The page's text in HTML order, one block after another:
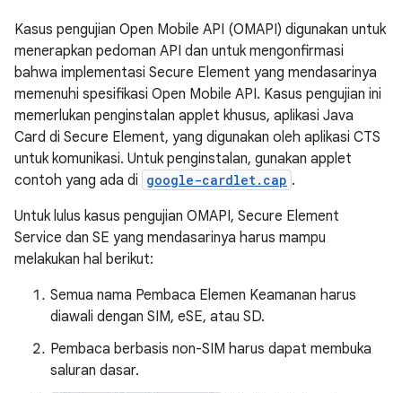
Kasus pengujian Open Mobile API (OMAPI) digunakan untuk
menerapkan pedoman API dan untuk mengonfirmasi
bahwa implementasi Secure Element yang mendasarinya
memenuhi spesifikasi Open Mobile API. Kasus pengujian ini
memerlukan penginstalan applet khusus, aplikasi Java
Card di Secure Element, yang digunakan oleh aplikasi CTS
untuk komunikasi. Untuk penginstalan, gunakan applet
contoh yang ada di google-cardlet.cap .
Untuk lulus kasus pengujian OMAPI, Secure Element
Service dan SE yang mendasarinya harus mampu
melakukan hal berikut:
Semua nama Pembaca Elemen Keamanan harus
diawali dengan SIM, eSE, atau SD.
Pembaca berbasis non-SIM harus dapat membuka
saluran dasar.